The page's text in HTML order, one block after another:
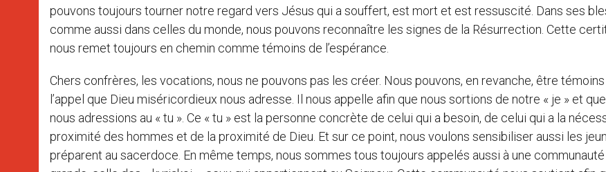
pouvons toujours tourner notre regard vers Jésus qui a souffert, est mort et est ressuscité. Dans ses
comme aussi dans celles du monde, nous pouvons reconnaître les signes de la Résurrection. Cette
nous remet toujours en chemin comme témoins de l’espérance.
Chers confrères, les vocations, nous ne pouvons pas les créer. Nous pouvons, en revanche, être
l’appel que Dieu miséricordieux nous adresse. Il nous appelle afin que nous sortions de notre « je » et
nous adressions au « tu ». Ce « tu » est la personne concrète de celui qui a besoin, de celui qui a la
proximité des hommes et de la proximité de Dieu. Et sur ce point, nous voulons sensibiliser aussi les
préparent au sacerdoce. En même temps, nous sommes tous toujours appelés aussi à une